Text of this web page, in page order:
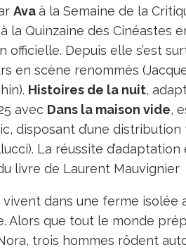
Avaà la Semaine de la
à la Quinzaine des Cinéastes
officielle. Depuis elle s’est
en scène renommés
Histoires de la nuit,
avec Dans la maison vide,
disposant d’une
La réussite
livre de Laurent Mauvignier
dans une ferme isolée
Alors que tout le monde
trois hommes rôdent